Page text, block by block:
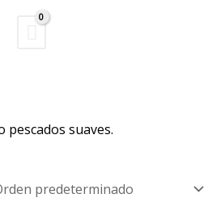
Buscar
pescados suaves.